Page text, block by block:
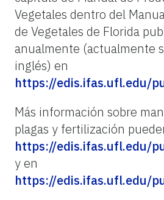
Vegetales dentro del
de Vegetales de Florida
anualmente (actualmente
inglés) en
https://edis.ifas.ufl.edu/
Más información sobre
plagas y fertilización
https://edis.ifas.ufl.edu/
y en
https://edis.ifas.ufl.edu/